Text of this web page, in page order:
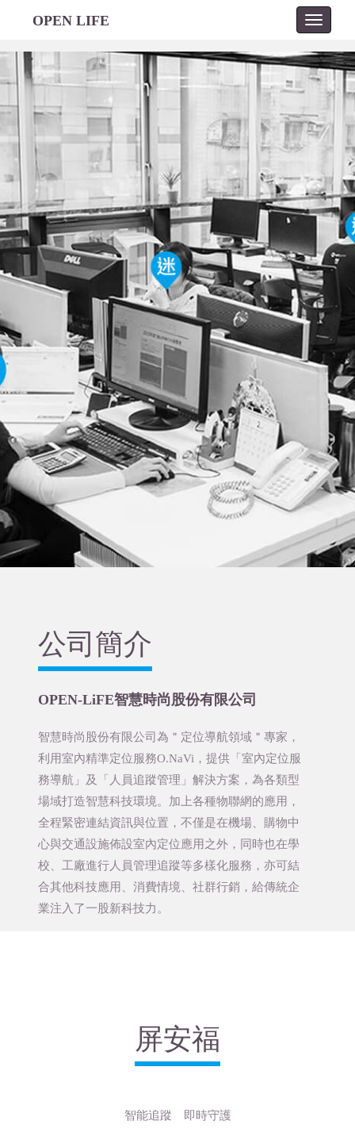
OPEN LIFE
公司簡介
OPEN-LiFE智慧時尚股份有限公司
智慧時尚股份有限公司為＂定位導航領域＂專家，
利用室內精準定位服務O.NaVi，提供「室內定位服
務導航」及「人員追蹤管理」解決方案，為各類型
場域打造智慧科技環境。加上各種物聯網的應用，
全程緊密連結資訊與位置，不僅是在機場、購物中
心與交通設施佈設室內定位應用之外，同時也在學
校、工廠進行人員管理追蹤等多樣化服務，亦可結
合其他科技應用、消費情境、社群行銷，給傳統企
業注入了一股新科技力。
屏安福
智能追蹤 即時守護